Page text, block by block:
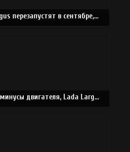
Lada Largus перезапустят в сентябре, на территории России
Плюсы и минусы двигателя, Lada Largus